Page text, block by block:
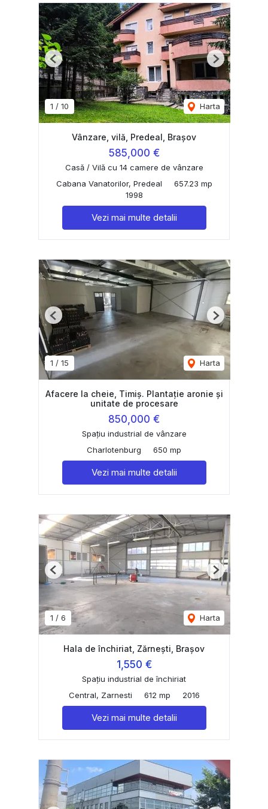
1 / 10 Harta
Previous Next
Vânzare, vilă, Predeal, Brașov
585,000 €
Casă / Vilă cu 14 camere de vânzare
Cabana Vanatorilor, Predeal
657.23 mp
1998
Vezi mai multe detalii
1 / 15 Harta
Previous Next
Afacere la cheie, Timiș. Plantație aronie și
unitate de procesare
850,000 €
Spațiu industrial de vânzare
Charlotenburg
650 mp
Vezi mai multe detalii
1 / 6 Harta
Previous Next
Hala de închiriat, Zărnești, Brașov
1,550 €
Spațiu industrial de închiriat
Central, Zarnesti
612 mp 2016
Vezi mai multe detalii